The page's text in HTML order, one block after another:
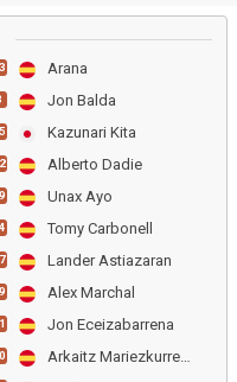
Arana
Jon Balda
Kazunari Kita
Alberto Dadie
Unax Ayo
Tomy Carbonell
Lander Astiazaran
Alex Marchal
Jon Eceizabarrena
Arkaitz Mariezkurrena